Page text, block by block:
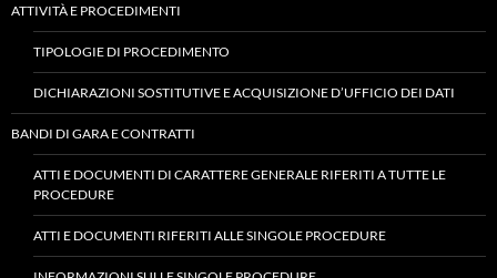
ATTIVITÀ E PROCEDIMENTI
TIPOLOGIE DI PROCEDIMENTO
DICHIARAZIONI SOSTITUTIVE E ACQUISIZIONE D’UFFICIO DEI DATI
BANDI DI GARA E CONTRATTI
ATTI E DOCUMENTI DI CARATTERE GENERALE RIFERITI A TUTTE LE
PROCEDURE
ATTI E DOCUMENTI RIFERITI ALLE SINGOLE PROCEDURE